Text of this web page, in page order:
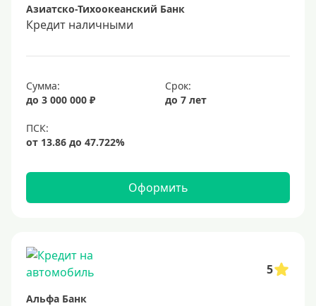
Азиатско-Тихоокеанский Банк
Кредит наличными
Сумма:
до 3 000 000 ₽
Срок:
до 7 лет
Оформить
5
Альфа Банк